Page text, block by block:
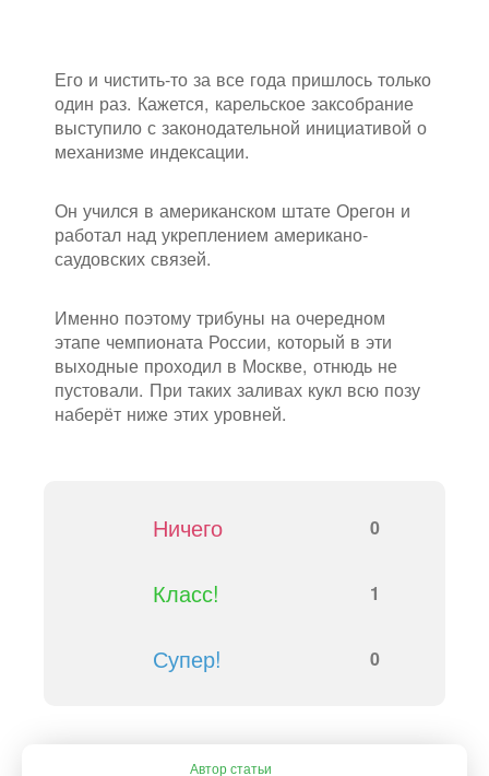
Его и чистить-то за все года пришлось только
один раз. Кажется, карельское заксобрание
выступило с законодательной инициативой о
механизме индексации.
Он учился в американском штате Орегон и
работал над укреплением американо-
саудовских связей.
Именно поэтому трибуны на очередном
этапе чемпионата России, который в эти
выходные проходил в Москве, отнюдь не
пустовали. При таких заливах кукл всю позу
наберёт ниже этих уровней.
Ничего 0
Класс! 1
Супер! 0
Автор статьи